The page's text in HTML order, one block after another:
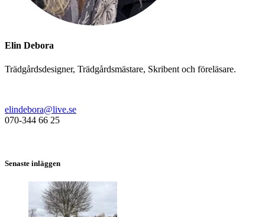
Elin Debora
Trädgårdsdesigner, Trädgårdsmästare, Skribent och föreläsare.
elindebora@live.se
070-344 66 25
Senaste inläggen